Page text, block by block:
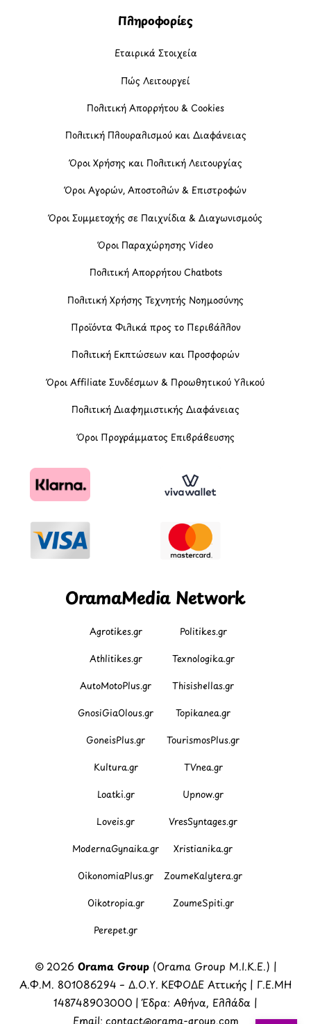
Πληροφορίες
Εταιρικά Στοιχεία
Πώς Λειτουργεί
Πολιτική Απορρήτου & Cookies
Πολιτική Πλουραλισμού και Διαφάνειας
Όροι Χρήσης και Πολιτική Λειτουργίας
Όροι Αγορών, Αποστολών & Επιστροφών
Όροι Συμμετοχής σε Παιχνίδια & Διαγωνισμούς
Όροι Παραχώρησης Video
Πολιτική Απορρήτου Chatbots
Πολιτική Χρήσης Τεχνητής Νοημοσύνης
Προϊόντα Φιλικά προς το Περιβάλλον
Πολιτική Εκπτώσεων και Προσφορών
Όροι Affiliate Συνδέσμων & Προωθητικού Υλικού
Πολιτική Διαφημιστικής Διαφάνειας
Όροι Προγράμματος Επιβράβευσης
OramaMedia Network
Agrotikes.gr Politikes.gr
Athlitikes.gr Texnologika.gr
AutoMotoPlus.gr Thisishellas.gr
GnosiGiaOlous.gr Topikanea.gr
GoneisPlus.gr TourismosPlus.gr
Kultura.gr TVnea.gr
Loatki.gr Upnow.gr
Loveis.gr VresSyntages.gr
ModernaGynaika.gr Xristianika.gr
OikonomiaPlus.gr ZoumeKalytera.gr
Oikotropia.gr ZoumeSpiti.gr
Perepet.gr
© 2026 Orama Group(Orama Group Μ.Ι.Κ.Ε.) |
Α.Φ.Μ. 801086294 – Δ.Ο.Υ. ΚΕΦΟΔΕ Αττικής | Γ.Ε.ΜΗ
148748903000 | Έδρα: Αθήνα, Ελλάδα |
Email: contact@orama-group.com